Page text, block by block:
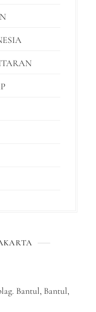
Bantul, Bantul,